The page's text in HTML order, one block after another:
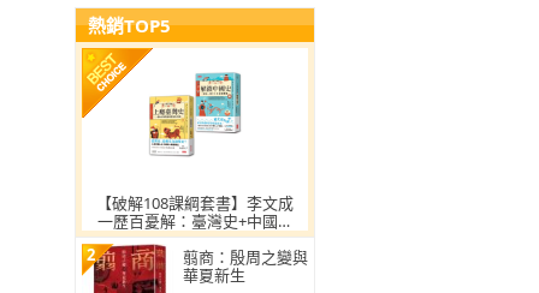
熱銷TOP5
【破解108課綱套書】李文成
一歷百憂解：臺灣史+中國史
（贈大事記年表）
2
翦商：殷周之變與
華夏新生